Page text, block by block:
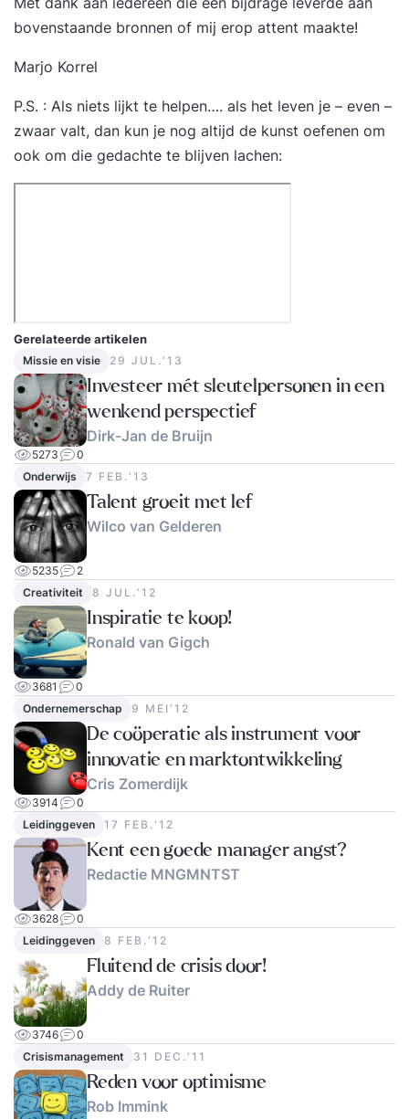
bovenstaande bronnen of mij erop attent maakte!
Marjo Korrel
P.S. : Als niets lijkt te helpen…. als het leven je – even –
zwaar valt, dan kun je nog altijd de kunst oefenen om
ook om die gedachte te blijven lachen:
Gerelateerde artikelen
Missie en visie 29 JUL.‘13
Investeer mét sleutelpersonen in een
wenkend perspectief
Dirk-Jan de Bruijn
5273
0
Onderwijs
7 FEB.‘13
Talent groeit met lef
Wilco van Gelderen
5235
2
Creativiteit
8 JUL.‘12
Inspiratie te koop!
Ronald van Gigch
3681
0
Ondernemerschap
9 MEI‘12
De coöperatie als instrument voor
innovatie en marktontwikkeling
Cris Zomerdijk
3914
0
Leidinggeven
17 FEB.‘12
Kent een goede manager angst?
Redactie MNGMNTST
3628
0
Leidinggeven
8 FEB.‘12
Fluitend de crisis door!
Addy de Ruiter
3746
0
Crisismanagement
31 DEC.‘11
Reden voor optimisme
Rob Immink